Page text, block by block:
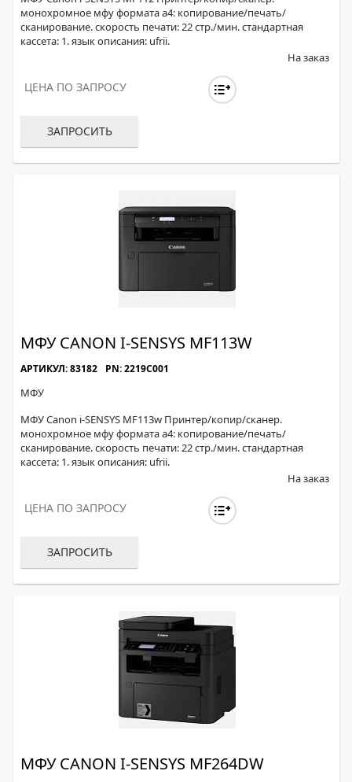
монохромное мфу формата а4: копирование/печать/
сканирование. скорость печати: 22 стр./мин. стандартная
кассета: 1. язык описания: ufrii.
На заказ
ЦЕНА ПО ЗАПРОСУ
ЗАПРОСИТЬ
МФУ CANON I-SENSYS MF113W
АРТИКУЛ: 83182 PN: 2219C001
МФУ
МФУ Canon i-SENSYS MF113w Принтер/копир/сканер.
монохромное мфу формата а4: копирование/печать/
сканирование. скорость печати: 22 стр./мин. стандартная
кассета: 1. язык описания: ufrii.
На заказ
ЦЕНА ПО ЗАПРОСУ
ЗАПРОСИТЬ
МФУ CANON I-SENSYS MF264DW